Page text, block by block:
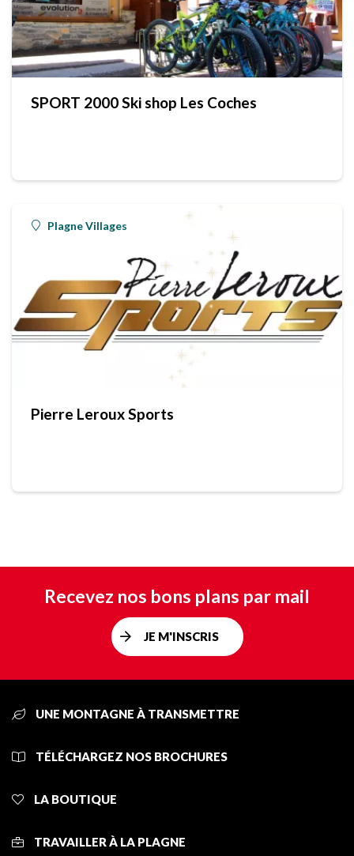
SPORT 2000 Ski shop Les Coches
Plagne Villages
Pierre Leroux Sports
Recevez nos bons plans par mail
JE M'INSCRIS
UNE MONTAGNE À TRANSMETTRE
TÉLÉCHARGEZ NOS BROCHURES
LA BOUTIQUE
TRAVAILLER À LA PLAGNE